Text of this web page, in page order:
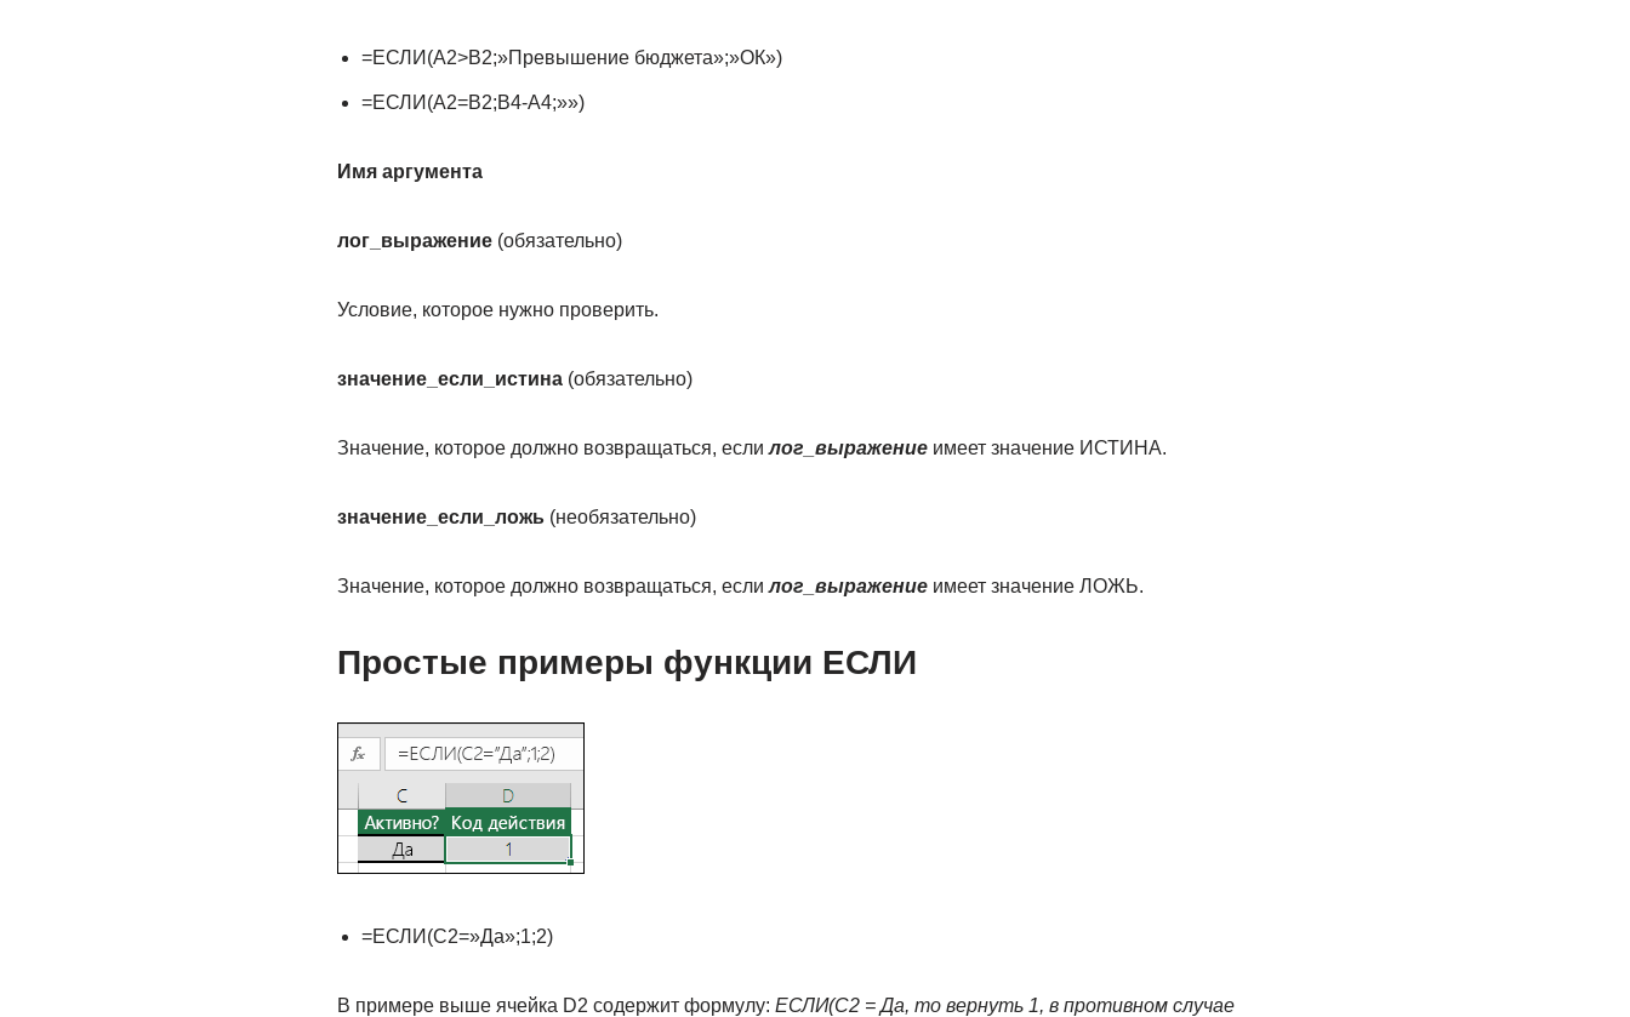
=ЕСЛИ(A2>B2;»Превышение бюджета»;»ОК»)
=ЕСЛИ(A2=B2;B4-A4;»»)
Имя аргумента
лог_выражение(обязательно)
Условие, которое нужно проверить.
значение_если_истина(обязательно)
Значение, которое должно возвращаться, еслилог_выражениеимеет значение ИСТИНА.
значение_если_ложь(необязательно)
Значение, которое должно возвращаться, еслилог_выражениеимеет значение ЛОЖЬ.
Простые примеры функции ЕСЛИ
=ЕСЛИ(C2=»Да»;1;2)
В примере выше ячейка D2 содержит формулу: ЕСЛИ(C2 = Да, то вернуть 1, в противном случае